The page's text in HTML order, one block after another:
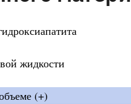
жидкости
(+)